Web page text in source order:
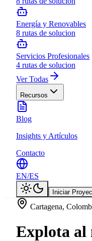
Energía y Renovables
8 rutas de solucion
Servicios Profesionales
4 rutas de solucion
Ver Todas
Recursos
Blog
Insights y Artículos
Contacto
EN/ES
Iniciar
Cartagena,
Explota al